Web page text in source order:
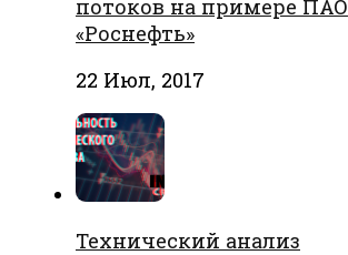
потоков на примере ПАО
«Роснефть»
22 Июл, 2017
Технический анализ